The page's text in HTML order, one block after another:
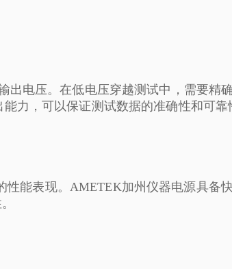
出电压。在低电压穿越测试中，需要精
力，可以保证测试数据的准确性和可靠
能表现。AMETEK加州仪器电源具备